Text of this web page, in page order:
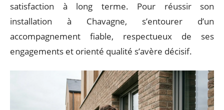
satisfaction à long terme. Pour réussir son
installation à Chavagne, s’entourer d’un
accompagnement fiable, respectueux de ses
engagements et orienté qualité s’avère décisif.